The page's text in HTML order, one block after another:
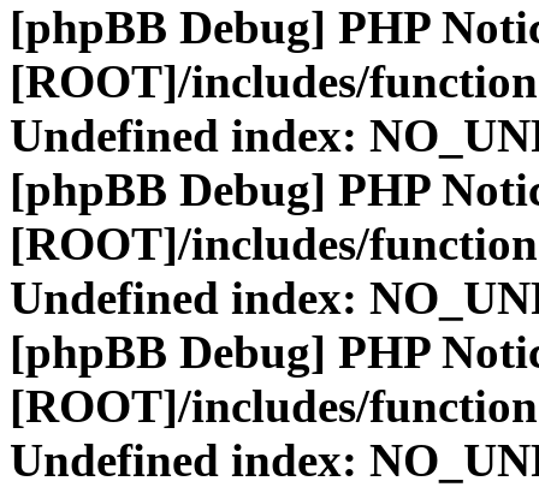
[phpBB Debug] PHP
[ROOT]/includes/
Undefined index:
[phpBB Debug] PHP
[ROOT]/includes/
Undefined index:
[phpBB Debug] PHP
[ROOT]/includes/
Undefined index: